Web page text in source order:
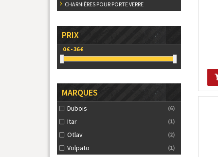
CHARNIÈRES POUR PORTE VERRE
PRIX
MARQUES
Dubois (6)
Itar (1)
Otlav (2)
Volpato (1)